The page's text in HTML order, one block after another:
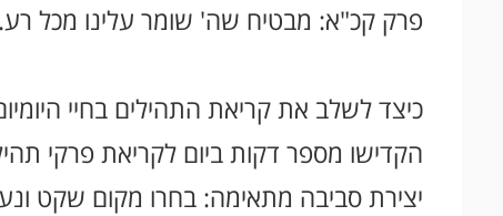
פרק קכ"א: מבטיח שה' שומר עלינו מכל רע.
כיצד לשלב את קריאת התהילים בחיי
הקדישו מספר דקות ביום לקריאת פרקי
יצירת סביבה מתאימה: בחרו מקום שקט